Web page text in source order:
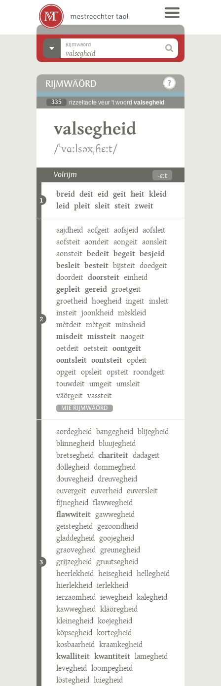
Rijmwäörd
RIJMWÄÖRD
335 rizzeltaote veur 't woord valsegheid
valsegheid
/ˈvɑːlsəxˌɦɛːt/
Volrijm -ɛːt
1
breid deit eid geit heit kleid
leid pleit sleit steit zweit
2
aajdheid aofgeit aofsjeid aofsleit
aofsteit aondeit aongeit aonsleit
aonsteit bedeit begeit besjeid
besleit besteit bijsteit doedgeit
doordeit doorsteit einheid
gepleit gereid groetgeit
groetheid hoegheid ingeit insleit
insteit joonkheid mèskleid
mètdeit mètgeit minsheid
misdeit missteit naogeit
oetdeit oetsteit oontgeit
oontsleit oontsteit opdeit
opgeit opsleit opsteit roondgeit
touwdeit umgeit umsleit
väörgeit vassteit
MIE RIJMWÄÖRD
3
aordegheid bangegheid blijegheid
blinnegheid bluujegheid
bretsegheid chariteit dadageit
döllegheid dommegheid
douvegheid dreuvegheid
euvergeit euverheid euversleit
fijnegheid flawwegheid
flawwiteit gawwegheid
geistegheid gezoondheid
gladdegheid goojegheid
graovegheid greunegheid
grijzegheid gruutsegheid
heerlekheid heisegheid hellegheid
hierlekheid ierlekheid
ierzaomheid iewegheid kalegheid
kawwegheid kläöregheid
kleinegheid koejegheid
köpsegheid kortegheid
kosbaarheid kraankegheid
kwalliteit kwantiteit lamegheid
levegheid loompegheid
löstegheid luiegheid